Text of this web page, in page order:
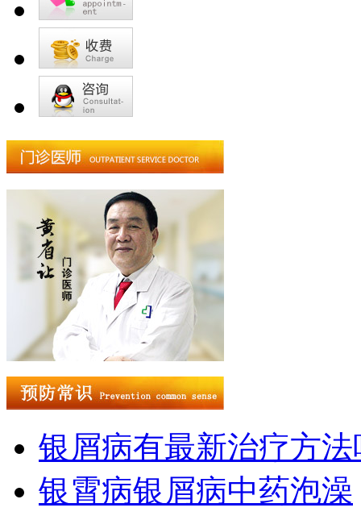
银屑病有最新治疗方法
银霄病银屑病中药泡澡